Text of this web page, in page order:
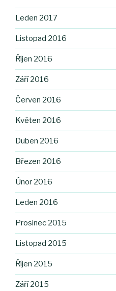
Leden 2017
Listopad 2016
Říjen 2016
Září 2016
Červen 2016
Květen 2016
Duben 2016
Březen 2016
Únor 2016
Leden 2016
Prosinec 2015
Listopad 2015
Říjen 2015
Září 2015